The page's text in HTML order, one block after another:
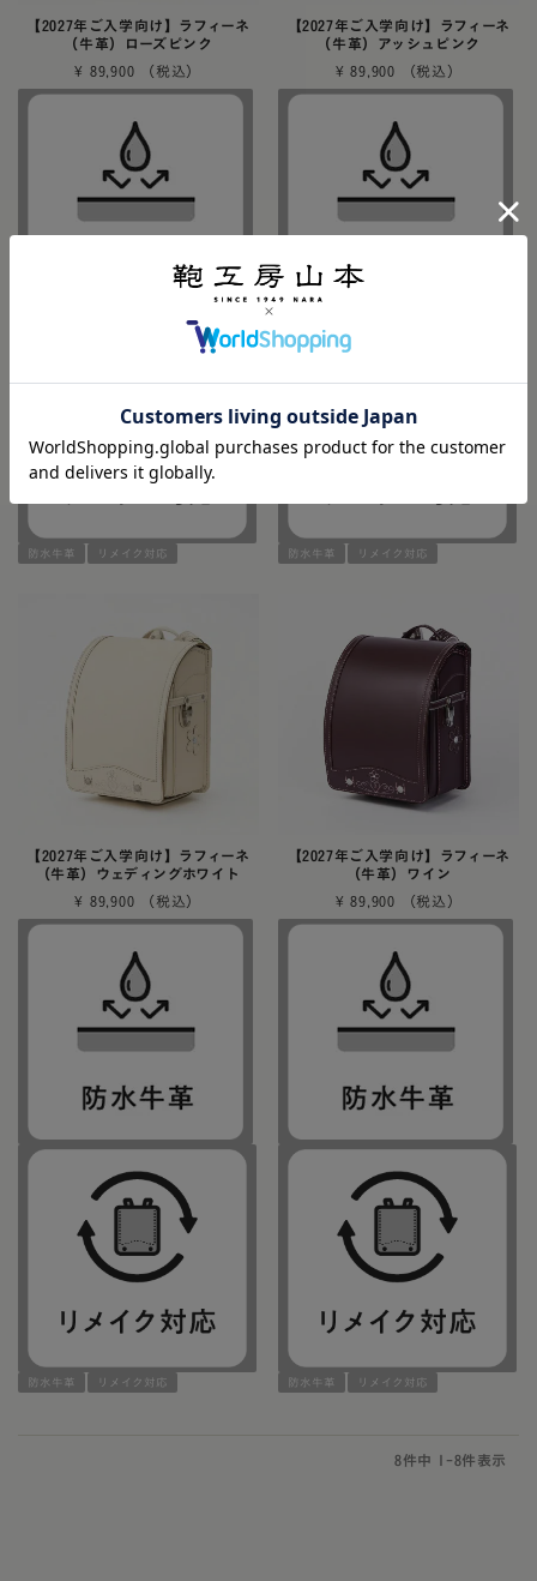
【2027年ご入学向け】ラフィーネ
（牛革）ローズピンク
¥ 89,900
防水牛革 リメイク対応
【2027年ご入学向け】ラフィーネ
（牛革）アッシュピンク
¥ 89,900
防水牛革 リメイク対応
【2027年ご入学向け】ラフィーネ
（牛革）ウェディングホワイト
¥ 89,900
防水牛革 リメイク対応
【2027年ご入学向け】ラフィーネ
（牛革）ワイン
¥ 89,900
防水牛革 リメイク対応
8件中 1 -8件表示